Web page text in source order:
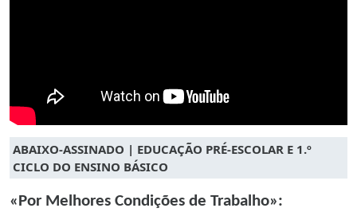
ABAIXO-ASSINADO | EDUCAÇÃO PRÉ-ESCOLAR E 1.º
CICLO DO ENSINO BÁSICO
«Por Melhores Condições de Trabalho»: